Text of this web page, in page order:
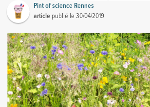
Pint of science Rennes
article publié le30/04/2019